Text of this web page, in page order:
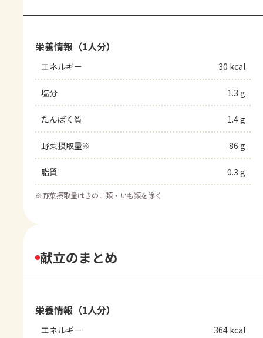
栄養情報（1人分）
エネルギー 30 kcal
塩分 1.3 g
たんぱく質 1.4 g
野菜摂取量※ 86 g
脂質 0.3 g
※野菜摂取量はきのこ類・いも類を除く
献立のまとめ
栄養情報（1人分）
エネルギー 364 kcal